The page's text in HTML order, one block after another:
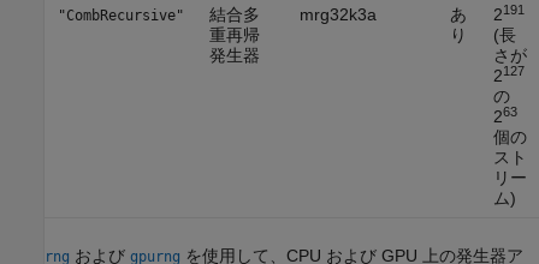
"CombRecursive"
結合多
重再帰
発生器
mrg32k3a
あ
り
2191
(長
さが
2127
の
263
個の
スト
リー
ム)
rng および gpurng を使用して、CPU および GPU 上の発生器ア